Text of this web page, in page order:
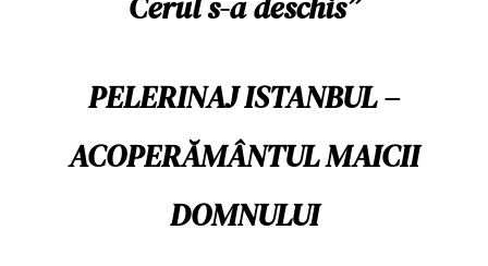
PELERINAJ ISTANBUL –
ACOPERĂMÂNTUL MAICII
DOMNULUI